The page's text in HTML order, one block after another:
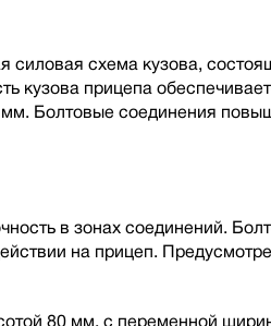
силовая схема кузова,
кузова прицепа
Болтовые соединения
в зонах соединений.
на прицеп.
80 мм, с переменной